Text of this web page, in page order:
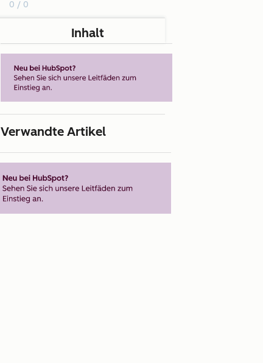
0 / 0
Inhalt
Verwandte Artikel